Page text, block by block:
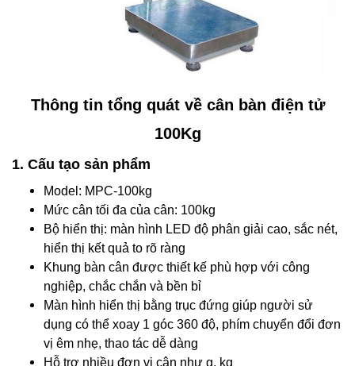
Thông tin tổng quát về cân bàn điện tử
100Kg
1. Cấu tạo sản phẩm
Model: MPC-100kg
Mức cân tối đa của cân: 100kg
Bộ hiển thị: màn hình LED độ phân giải cao, sắc nét,
hiển thị kết quả to rõ ràng
Khung bàn cân được thiết kế phù hợp với công
nghiệp, chắc chắn và bền bỉ
Màn hình hiển thị bằng trục đứng giúp người sử
dụng có thể xoay 1 góc 360 độ, phím chuyển đổi đơn
vị êm nhẹ, thao tác dễ dàng
Hỗ trợ nhiều đơn vị cân như g, kg